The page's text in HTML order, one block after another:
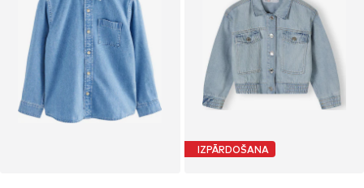
IZPĀRDOŠANA